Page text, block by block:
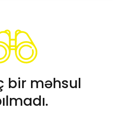
bir məhsul